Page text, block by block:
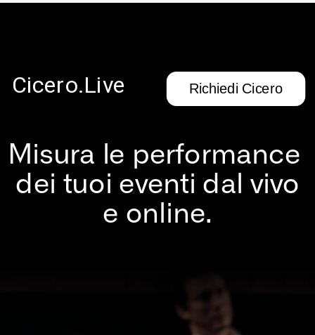
Cicero.Live Richiedi Cicero
Misura le performance
dei tuoi eventi dal vivo
e online.